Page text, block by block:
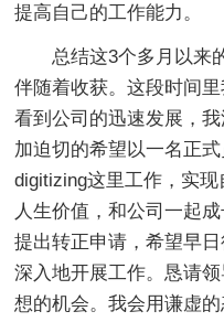
提高自己的工作能力。
总结这3个多月以来的
伴随着收获。这段时间
看到公司的迅速发展，
加迫切的希望以一名正
digitizing这里工作，实
人生价值，和公司一起
提出转正申请，希望早
深入地开展工作。恳请
想的机会。我会用谦虚